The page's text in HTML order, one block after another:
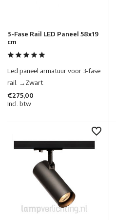
3-Fase Rail LED Paneel 58x19
cm
Led paneel armatuur voor 3-fase
rail. →Zwart
€275,00
Incl. btw